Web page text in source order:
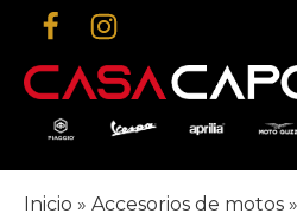
Inicio » Accesorios de motos »